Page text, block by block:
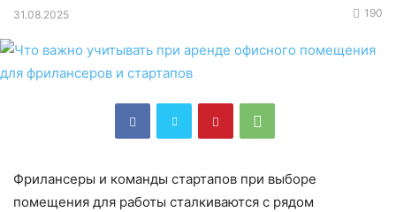
31.08.2025 190
Фрилансеры и команды стартапов при выборе
помещения для работы сталкиваются с рядом